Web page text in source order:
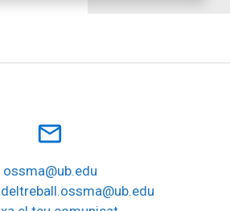
mail_outline
ossma@ub.edu